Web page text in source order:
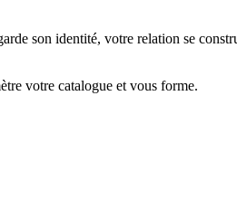
son identité, votre relation se
votre catalogue et vous forme.